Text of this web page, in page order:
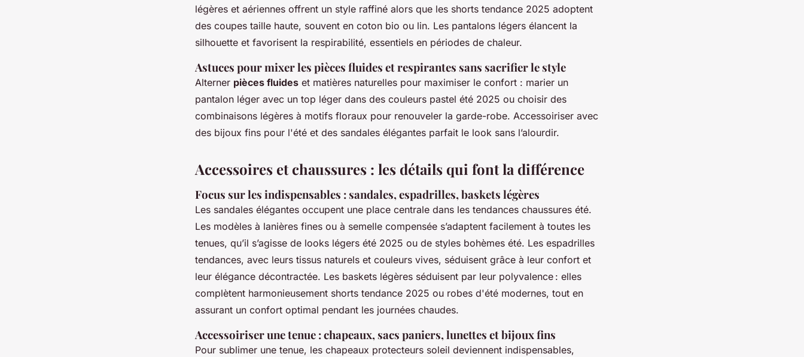
légères et aériennes offrent un style raffiné alors que les shorts tendance 2025 adoptent
des coupes taille haute, souvent en coton bio ou lin. Les pantalons légers élancent la
silhouette et favorisent la respirabilité, essentiels en périodes de chaleur.
Astuces pour mixer les pièces fluides et respirantes sans sacrifier le style
Alterner pièces fluides et matières naturelles pour maximiser le confort : marier un
pantalon léger avec un top léger dans des couleurs pastel été 2025 ou choisir des
combinaisons légères à motifs floraux pour renouveler la garde-robe. Accessoiriser avec
des bijoux fins pour l'été et des sandales élégantes parfait le look sans l’alourdir.
Accessoires et chaussures : les détails qui font la différence
Focus sur les indispensables : sandales, espadrilles, baskets légères
Les sandales élégantes occupent une place centrale dans les tendances chaussures été.
Les modèles à lanières fines ou à semelle compensée s’adaptent facilement à toutes les
tenues, qu’il s’agisse de looks légers été 2025 ou de styles bohèmes été. Les espadrilles
tendances, avec leurs tissus naturels et couleurs vives, séduisent grâce à leur confort et
leur élégance décontractée. Les baskets légères séduisent par leur polyvalence : elles
complètent harmonieusement shorts tendance 2025 ou robes d'été modernes, tout en
assurant un confort optimal pendant les journées chaudes.
Accessoiriser une tenue : chapeaux, sacs paniers, lunettes et bijoux fins
Pour sublimer une tenue, les chapeaux protecteurs soleil deviennent indispensables,